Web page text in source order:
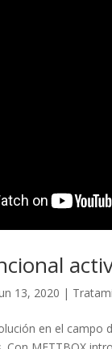
13, 2020 |
en el campo